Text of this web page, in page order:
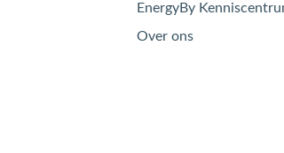
EnergyBy
Over ons